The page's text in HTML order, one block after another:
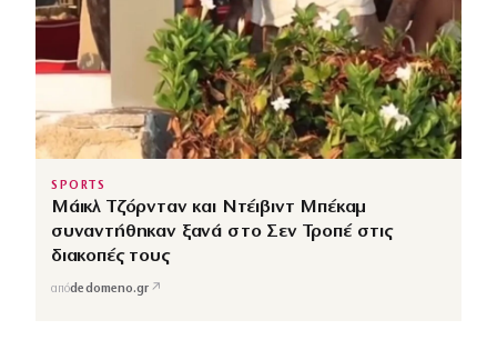
SPORTS
Μάικλ Τζόρνταν και Ντέιβιντ Μπέκαμ
συναντήθηκαν ξανά στο Σεν Τροπέ στις
διακοπές τους
απόdedomeno.gr ↗